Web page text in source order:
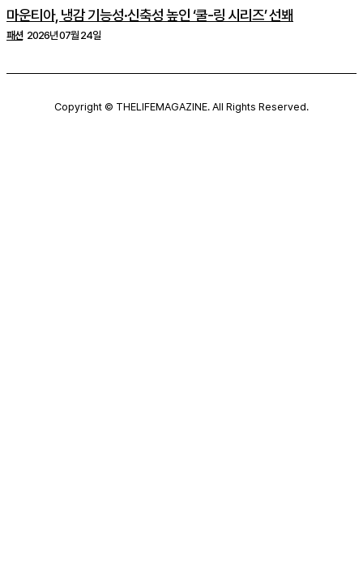
마운티아, 냉감 기능성·신축성 높인 ‘쿨-링 시리즈’ 선봬
패션 2026년 07월 24일
Copyright © THELIFEMAGAZINE. All Rights Reserved.